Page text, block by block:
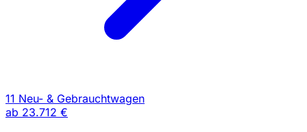
11 Neu- & Gebrauchtwagen
ab 23.712 €